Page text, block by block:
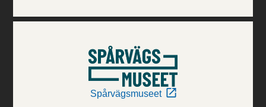
Spårvägsmuseet